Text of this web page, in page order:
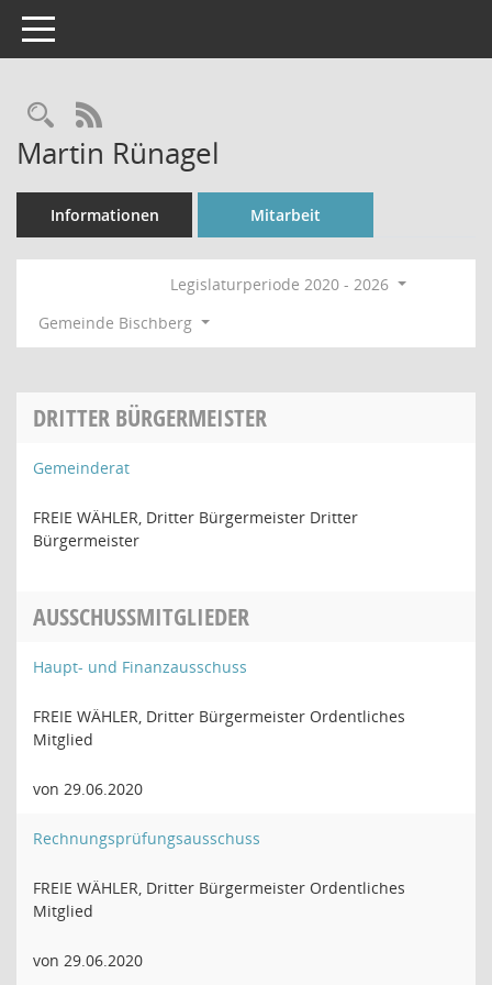
Toggle navigation
Rechercheauswahl
RSS-Feed
Martin Rünagel
Informationen Mitarbeit
Legislaturperiode 2020 - 2026
Gemeinde Bischberg
DRITTER BÜRGERMEISTER
Gemeinderat
FREIE WÄHLER, Dritter Bürgermeister Dritter
Bürgermeister
AUSSCHUSSMITGLIEDER
Haupt- und Finanzausschuss
FREIE WÄHLER, Dritter Bürgermeister Ordentliches
Mitglied
von 29.06.2020
Rechnungsprüfungsausschuss
FREIE WÄHLER, Dritter Bürgermeister Ordentliches
Mitglied
von 29.06.2020